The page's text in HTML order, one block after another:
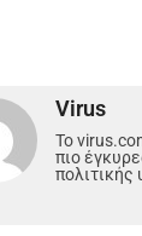
Virus
Το
πιο
πολιτικής